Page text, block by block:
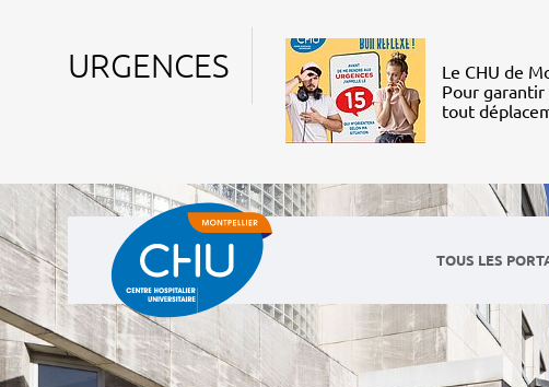
URGENCES
Le CHU de
Pour garantir
tout
TOUS LES